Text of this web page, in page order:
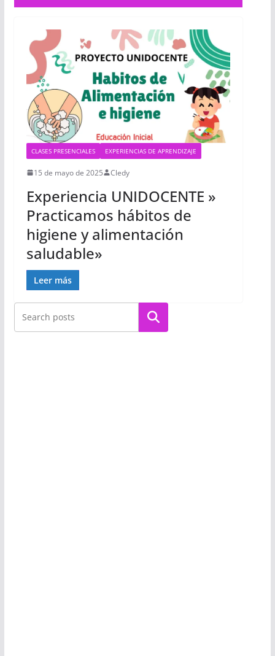
CLASES PRESENCIALES EXPERIENCIAS DE APRENDIZAJE
15 de mayo de 2025 Cledy
Experiencia UNIDOCENTE »
Practicamos hábitos de
higiene y alimentación
saludable»
Leer más
Buscar